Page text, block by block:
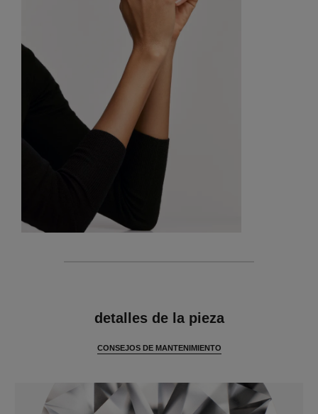
detalles de la pieza
CONSEJOS DE MANTENIMIENTO